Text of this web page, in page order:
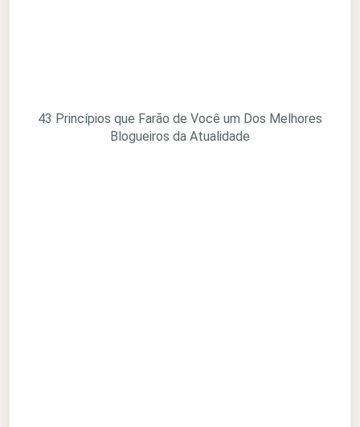
43 Princípios que Farão de Você um Dos Melhores
Blogueiros da Atualidade